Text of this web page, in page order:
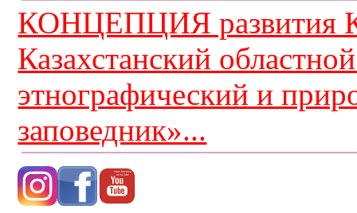
КОНЦЕПЦИЯ развития
Казахстанский
этнографический и
заповедник»...